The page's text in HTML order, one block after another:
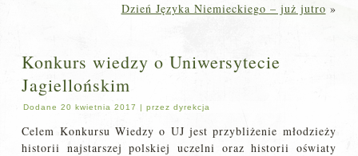
Dzień Języka Niemieckiego – już jutro »
Konkurs wiedzy o Uniwersytecie
Jagiellońskim
Dodane 20 kwietnia 2017 |przez dyrekcja
Celem Konkursu Wiedzy o UJ jest przybliżenie młodzieży
historii najstarszej polskiej uczelni oraz historii oświaty